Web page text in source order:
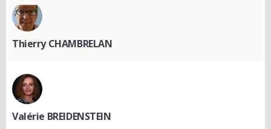
Thierry CHAMBRELAN
Valérie BREIDENSTEIN